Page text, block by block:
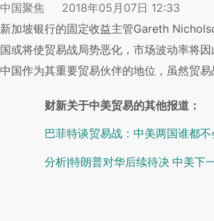
中国聚焦
2018年05月07日 12:33
新加坡银行的固定收益主管Gareth
国或将使贸易战局势恶化，市场波动率将
中国作为其重要贸易伙伴的地位，虽然贸
财新关于中美贸易的其他报道：
巴菲特谈贸易战：中美两国谁都不
分析|特朗普对华后续待决 中美下